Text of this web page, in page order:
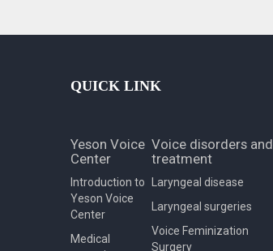
QUICK LINK
Yeson Voice
Center
Introduction to
Yeson Voice
Center
Medical
Voice disorders and
treatment
Laryngeal disease
Laryngeal surgeries
Voice Feminization
Surgery